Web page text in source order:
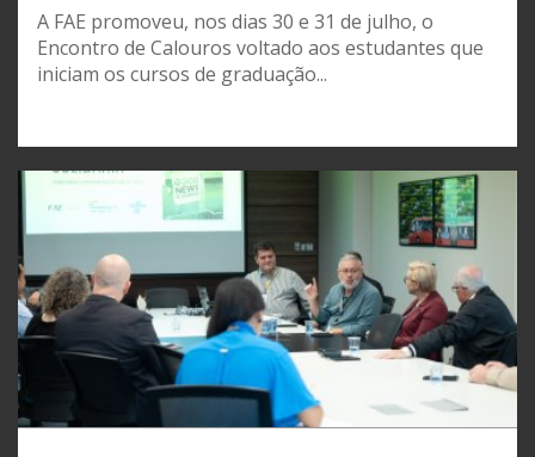
A FAE promoveu, nos dias 30 e 31 de julho, o
Encontro de Calouros voltado aos estudantes que
iniciam os cursos de graduação...